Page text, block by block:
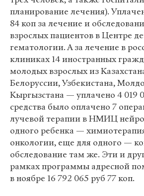
планирование лечения).
84 коп за лечение и
взрослых пациентов в Центре
гематологии. А за лечение в
клиниках 14 иностранных
молодых взрослых из
Белоруссии, Узбекистана,
Кыргызстана — уплачено 4 019
средства было оплачено 7
лучевой терапии в НМИЦ
одного ребенка —
онкологии, еще для одного —
обследование там же. Эти и
рамках программы адресной
в ноябре 16 792 065 руб 77 коп.